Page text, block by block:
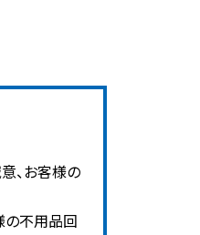
、お客様の
の不用品回